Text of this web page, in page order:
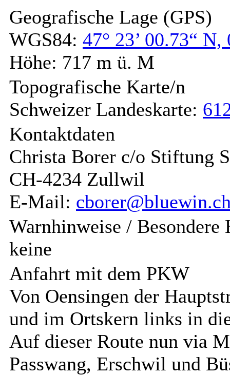
Geografische Lage (GPS)
WGS84: 47° 23’ 00.73“ N,
Höhe: 717 m ü. M
Topografische Karte/n
Schweizer Landeskarte:
Kontaktdaten
Christa Borer c/o Stiftung
CH-4234 Zullwil
E-Mail:
Warnhinweise /
keine
Anfahrt mit dem PKW
Von Oensingen der
und im Ortskern links in
Auf dieser Route nun via
Passwang, Erschwil und